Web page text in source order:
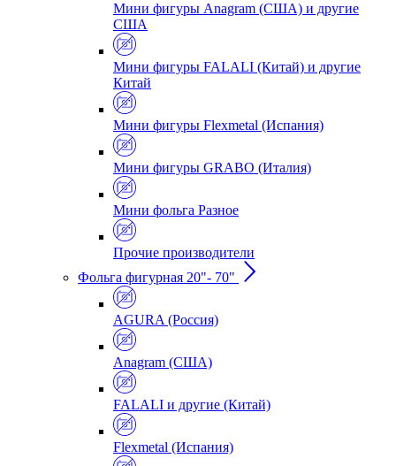
Мини фигуры Anagram (США) и другие
США
Мини фигуры FALALI (Китай) и другие
Китай
Мини фигуры Flexmetal (Испания)
Мини фигуры GRABO (Италия)
Мини фольга Разное
Прочие производители
Фольга фигурная 20"- 70"
AGURA (Россия)
Anagram (США)
FALALI и другие (Китай)
Flexmetal (Испания)